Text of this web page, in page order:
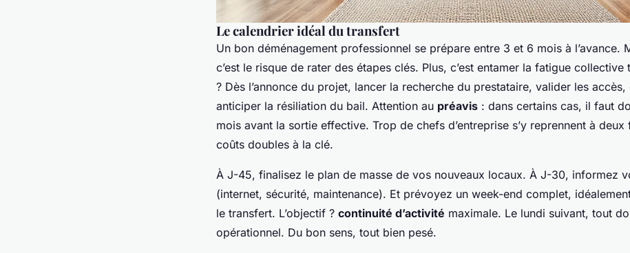
Le calendrier idéal du transfert
Un bon déménagement professionnel se prépare entre 3 et 6 mois à l’avance.
c’est le risque de rater des étapes clés. Plus, c’est entamer la fatigue collective
? Dès l’annonce du projet, lancer la recherche du prestataire, valider les accès,
anticiper la résiliation du bail. Attention au préavis : dans certains cas, il faut
mois avant la sortie effective. Trop de chefs d’entreprise s’y reprennent à
coûts doubles à la clé.
À J-45, finalisez le plan de masse de vos nouveaux locaux. À J-30, informez
(internet, sécurité, maintenance). Et prévoyez un week-end complet,
le transfert. L’objectif ? continuité d’activité maximale. Le lundi suivant, tout
opérationnel. Du bon sens, tout bien pesé.